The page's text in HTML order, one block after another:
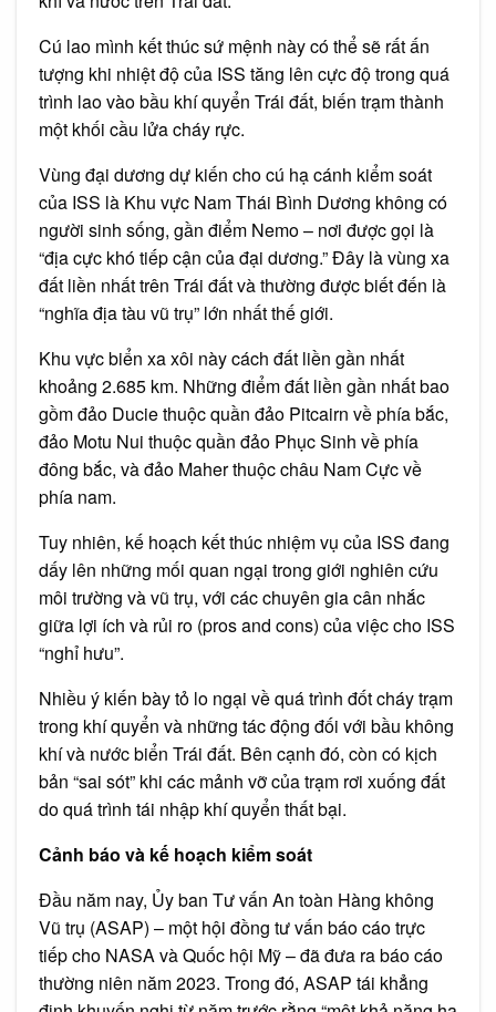
Cú lao mình kết thúc sứ mệnh này có thể sẽ rất ấn
tượng khi nhiệt độ của ISS tăng lên cực độ trong quá
trình lao vào bầu khí quyển Trái đất, biến trạm thành
một khối cầu lửa cháy rực.
Vùng đại dương dự kiến cho cú hạ cánh kiểm soát
của ISS là Khu vực Nam Thái Bình Dương không có
người sinh sống, gần điểm Nemo – nơi được gọi là
“địa cực khó tiếp cận của đại dương.” Đây là vùng xa
đất liền nhất trên Trái đất và thường được biết đến là
“nghĩa địa tàu vũ trụ” lớn nhất thế giới.
Khu vực biển xa xôi này cách đất liền gần nhất
khoảng 2.685 km. Những điểm đất liền gần nhất bao
gồm đảo Ducie thuộc quần đảo Pitcairn về phía bắc,
đảo Motu Nui thuộc quần đảo Phục Sinh về phía
đông bắc, và đảo Maher thuộc châu Nam Cực về
phía nam.
Tuy nhiên, kế hoạch kết thúc nhiệm vụ của ISS đang
dấy lên những mối quan ngại trong giới nghiên cứu
môi trường và vũ trụ, với các chuyên gia cân nhắc
giữa lợi ích và rủi ro (pros and cons) của việc cho ISS
“nghỉ hưu”.
Nhiều ý kiến bày tỏ lo ngại về quá trình đốt cháy trạm
trong khí quyển và những tác động đối với bầu không
khí và nước biển Trái đất. Bên cạnh đó, còn có kịch
bản “sai sót” khi các mảnh vỡ của trạm rơi xuống đất
do quá trình tái nhập khí quyển thất bại.
Cảnh báo và kế hoạch kiểm soát
Đầu năm nay, Ủy ban Tư vấn An toàn Hàng không
Vũ trụ (ASAP) – một hội đồng tư vấn báo cáo trực
tiếp cho NASA và Quốc hội Mỹ – đã đưa ra báo cáo
thường niên năm 2023. Trong đó, ASAP tái khẳng